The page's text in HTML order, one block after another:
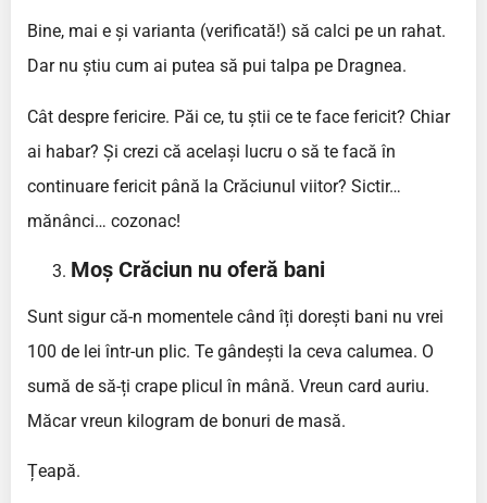
Bine, mai e și varianta (verificată!) să calci pe un rahat.
Dar nu știu cum ai putea să pui talpa pe Dragnea.
Cât despre fericire. Păi ce, tu știi ce te face fericit? Chiar
ai habar? Și crezi că același lucru o să te facă în
continuare fericit până la Crăciunul viitor? Sictir…
mănânci… cozonac!
Moș Crăciun nu oferă bani
Sunt sigur că-n momentele când îți dorești bani nu vrei
100 de lei într-un plic. Te gândești la ceva calumea. O
sumă de să-ți crape plicul în mână. Vreun card auriu.
Măcar vreun kilogram de bonuri de masă.
Țeapă.